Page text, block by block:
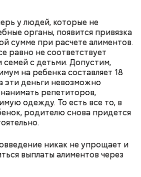
у людей, которые не
органы, появится привязка
сумме при расчете алиментов.
равно не соответствует
с детьми. Допустим,
на ребенка составляет 18
эти деньги невозможно
репетиторов,
одежду. То есть все то, в
родителю снова придется
никак не упрощает и
выплаты алиментов через
10 минут обжарить
углями. Красный
и подпечь с двух сторон.
нарезать крупными кольцами,
выложить на мангал к перцам.
необходимо немного
с сахаром, туда же
сахар и соль. Все эти
взбивать миксером
пока масло не
добавлять в готовую
чего нужно получившееся
ему не нужна